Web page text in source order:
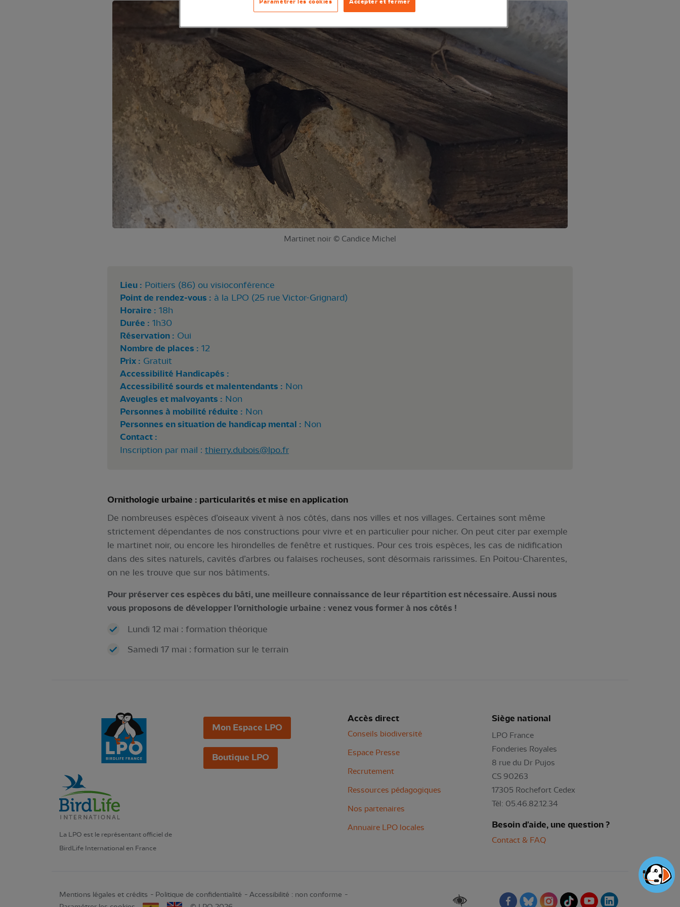
Martinet noir © Candice Michel
Lieu : Poitiers (86) ou visioconférence
Point de rendez-vous : à la LPO (25 rue Victor-Grignard)
Horaire : 18h
Durée : 1h30
Réservation : Oui
Nombre de places : 12
Prix : Gratuit
Accessibilité Handicapés :
Accessibilité sourds et malentendants : Non
Aveugles et malvoyants : Non
Personnes à mobilité réduite : Non
Personnes en situation de handicap mental : Non
Contact :
Inscription par mail : thierry.dubois@lpo.fr
Ornithologie urbaine : particularités et mise en application
De nombreuses espèces d’oiseaux vivent à nos côtés, dans nos villes et nos villages. Certaines sont même
strictement dépendantes de nos constructions pour vivre et en particulier pour nicher. On peut citer par exemple
le martinet noir, ou encore les hirondelles de fenêtre et rustiques. Pour ces trois espèces, les cas de nidification
dans des sites naturels, cavités d’arbres ou falaises rocheuses, sont désormais rarissimes. En Poitou-Charentes,
on ne les trouve que sur nos bâtiments.
Pour préserver ces espèces du bâti, une meilleure connaissance de leur répartition est nécessaire. Aussi nous
vous proposons de développer l’ornithologie urbaine : venez vous former à nos côtés !
Lundi 12 mai : formation théorique
Samedi 17 mai : formation sur le terrain
La LPO est le représentant officiel de
BirdLife International en France
Mon Espace LPO
Boutique LPO
Accès direct
Conseils biodiversité
Espace Presse
Recrutement
Ressources pédagogiques
Nos partenaires
Annuaire LPO locales
Siège national
LPO France
Fonderies Royales
8 rue du Dr Pujos
CS 90263
17305 Rochefort Cedex
Tél: 05.46.82.12.34
Besoin d'aide, une question ?
Contact & FAQ
Mentions légales et crédits Politique de confidentialité
Accessibilité : non conforme